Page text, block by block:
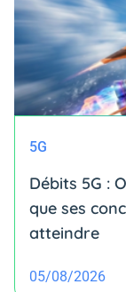
5G
Débits 5G :
que ses
atteindre
05/08/2026